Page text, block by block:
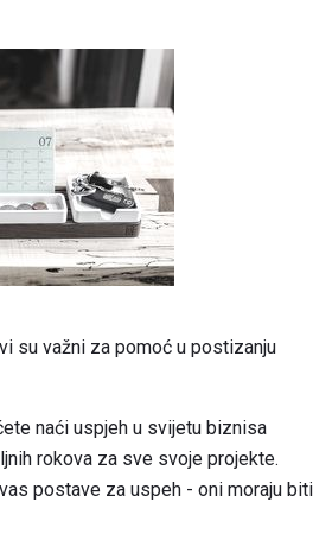
su važni za pomoć u postizanju
naći uspjeh u svijetu biznisa
rokova za sve svoje projekte.
postave za uspeh - oni moraju biti